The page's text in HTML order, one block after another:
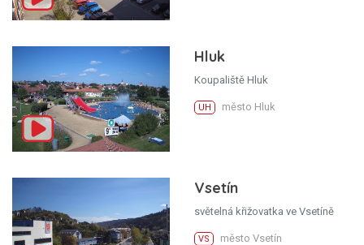
Hluk
Koupaliště Hluk
UH město Hluk
Vsetín
světelná křižovatka ve Vsetíně
VS město Vsetín